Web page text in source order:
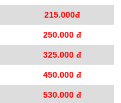
215.000đ
250.000 đ
325.000 đ
450.000 đ
530.000 đ